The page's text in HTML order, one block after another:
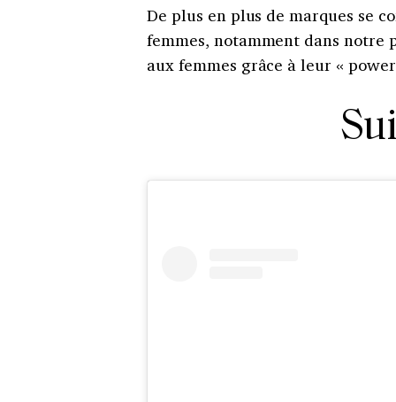
De plus en plus de marques se
femmes, notamment dans notre
aux femmes grâce à leur «